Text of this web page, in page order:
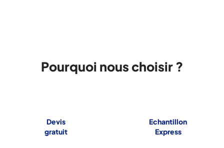
Pourquoi nous choisir ?
Devis
gratuit
Echantillon
Express